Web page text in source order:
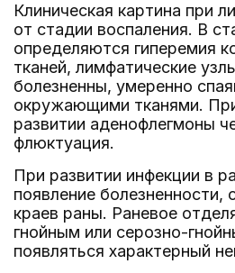
Клиническая картина при
от стадии воспаления. В
определяются гиперемия
тканей, лимфатические
болезненны, умеренно
окружающими тканями.
развитии аденофлегмоны
флюктуация.
При развитии инфекции в
появление болезненности,
краев раны. Раневое
гнойным или серозно-
появляться характерный